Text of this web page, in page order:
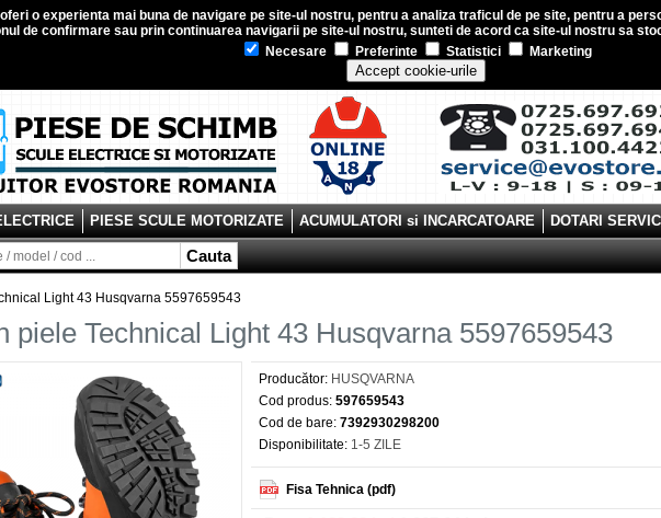
o experienta mai buna de navigare pe site-ul nostru, pentru a analiza traficul de pe site, pentru a
de confirmare sau prin continuarea navigarii pe site-ul nostru, sunteti de acord ca site-ul nostru sa
Necesare
Preferinte Statistici Marketing
Accept cookie-urile
Cauta
PIESE SCULE MOTORIZATE ACUMULATORI si INCARCATOARE DOTARI
Light 43 Husqvarna 5597659543
piele Technical Light 43 Husqvarna 5597659543
Producător: HUSQVARNA
Cod produs: 597659543
Cod de bare: 7392930298200
Disponibilitate: 1-5 ZILE
Fisa Tehnica (pdf)